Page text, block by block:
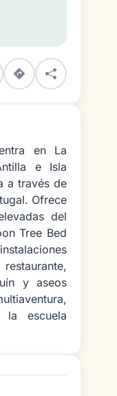
en La
e Isla
a través de
Ofrece
del
Tree Bed
y aseos
la escuela